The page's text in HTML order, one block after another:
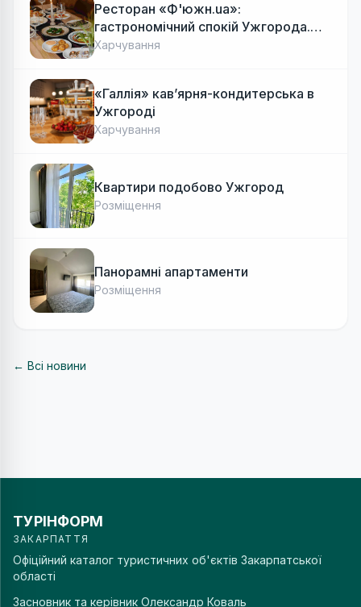
Ресторан «Ф'южн.ua»:
гастрономічний спокій Ужгорода.
Авторська локальна кухня, затишок
Харчування
«Галлія» кав’ярня-кондитерська в
Ужгороді
Харчування
Квартири подобово Ужгород
Розміщення
Панорамні апартаменти
Розміщення
← Всі новини
ТУРІНФОРМ
ЗАКАРПАТТЯ
Офіційний каталог туристичних об'єктів Закарпатської
області
Засновник та керівник Олександр Коваль